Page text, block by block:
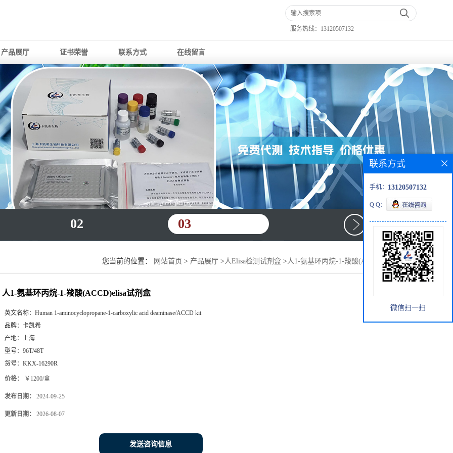
服务热线： 13120507132
产品展厅 证书荣誉 联系方式 在线留言
02 03
您当前的位置： 网站首页 > 产品展厅 >人Elisa检测试剂盒 >人1-氨基环丙烷-1-羧酸(ACCD)elisa试剂盒
人1-氨基环丙烷-1-羧酸(ACCD)elisa试剂盒
英文名称： Human 1-aminocyclopropane-1-carboxylic acid deaminase/ACCD kit
品牌： 卡凯希
产地： 上海
型号： 96T/48T
货号： KKX-16290R
价格： ￥1200/盒
发布日期： 2024-09-25
更新日期： 2026-08-07
发送咨询信息
联系方式
手机： 13120507132
Q Q：
微信扫一扫